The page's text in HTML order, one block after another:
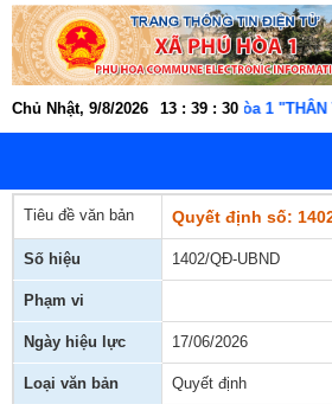
Chủ Nhật, 9/8/2026 13 : 39 : 31
lao động xã Phú Hòa 1 "THÂN
Tiêu đề văn bản
Quyết định số:
Số hiệu 1402/QĐ-UBND
Phạm vi
Ngày hiệu lực 17/06/2026
Loại văn bản Quyết định